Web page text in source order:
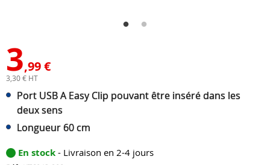
3,99 €
3,30 € HT
Port USB A Easy Clip pouvant être inséré dans les
deux sens
Longueur 60 cm
En stock - Livraison en 2-4 jours